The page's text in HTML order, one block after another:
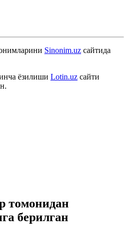
Sinonim.uz сайтида
ёзилиши Lotin.uz сайти
томонидан
берилган